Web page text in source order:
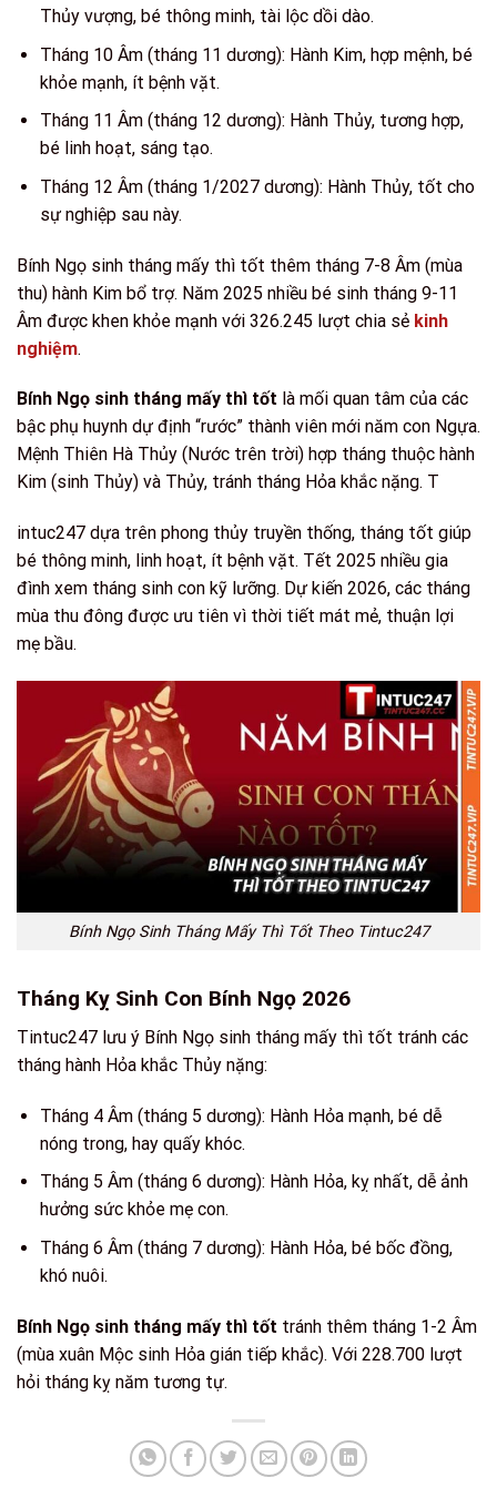
Thủy vượng, bé thông minh, tài lộc dồi dào.
Tháng 10 Âm (tháng 11 dương): Hành Kim, hợp mệnh, bé
khỏe mạnh, ít bệnh vặt.
Tháng 11 Âm (tháng 12 dương): Hành Thủy, tương hợp,
bé linh hoạt, sáng tạo.
Tháng 12 Âm (tháng 1/2027 dương): Hành Thủy, tốt cho
sự nghiệp sau này.
Bính Ngọ sinh tháng mấy thì tốt thêm tháng 7-8 Âm (mùa
thu) hành Kim bổ trợ. Năm 2025 nhiều bé sinh tháng 9-11
Âm được khen khỏe mạnh với 326.245 lượt chia sẻ kinh
nghiệm.
Bính Ngọ sinh tháng mấy thì tốt là mối quan tâm của các
bậc phụ huynh dự định “rước” thành viên mới năm con Ngựa.
Mệnh Thiên Hà Thủy (Nước trên trời) hợp tháng thuộc hành
Kim (sinh Thủy) và Thủy, tránh tháng Hỏa khắc nặng. T
intuc247 dựa trên phong thủy truyền thống, tháng tốt giúp
bé thông minh, linh hoạt, ít bệnh vặt. Tết 2025 nhiều gia
đình xem tháng sinh con kỹ lưỡng. Dự kiến 2026, các tháng
mùa thu đông được ưu tiên vì thời tiết mát mẻ, thuận lợi
mẹ bầu.
Bính Ngọ Sinh Tháng Mấy Thì Tốt Theo Tintuc247
Tháng Kỵ Sinh Con Bính Ngọ 2026
Tintuc247 lưu ý Bính Ngọ sinh tháng mấy thì tốt tránh các
tháng hành Hỏa khắc Thủy nặng:
Tháng 4 Âm (tháng 5 dương): Hành Hỏa mạnh, bé dễ
nóng trong, hay quấy khóc.
Tháng 5 Âm (tháng 6 dương): Hành Hỏa, kỵ nhất, dễ ảnh
hưởng sức khỏe mẹ con.
Tháng 6 Âm (tháng 7 dương): Hành Hỏa, bé bốc đồng,
khó nuôi.
Bính Ngọ sinh tháng mấy thì tốt tránh thêm tháng 1-2 Âm
(mùa xuân Mộc sinh Hỏa gián tiếp khắc). Với 228.700 lượt
hỏi tháng kỵ năm tương tự.